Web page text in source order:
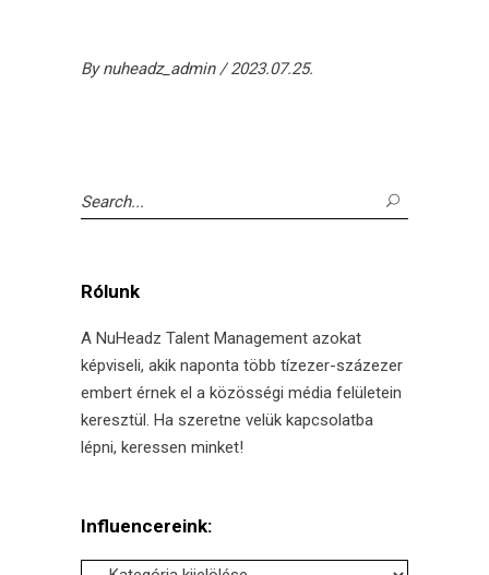
Bynuheadz_admin 2023.07.25.
Search
for:
Rólunk
A NuHeadz Talent Management azokat
képviseli, akik naponta több tízezer-százezer
embert érnek el a közösségi média felületein
keresztül. Ha szeretne velük kapcsolatba
lépni, keressen minket!
Influencereink:
Influencereink: